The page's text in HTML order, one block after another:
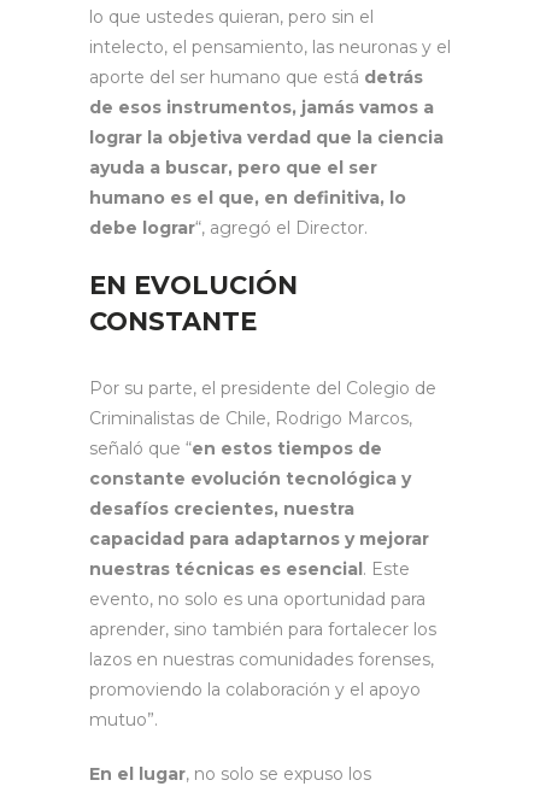
lo que ustedes quieran, pero sin el
intelecto, el pensamiento, las neuronas y el
aporte del ser humano que está detrás
de esos instrumentos, jamás vamos a
lograr la objetiva verdad que la ciencia
ayuda a buscar, pero que el ser
humano es el que, en definitiva, lo
debe lograr“, agregó el Director.
EN EVOLUCIÓN
CONSTANTE
Por su parte, el presidente del Colegio de
Criminalistas de Chile, Rodrigo Marcos,
señaló que “en estos tiempos de
constante evolución tecnológica y
desafíos crecientes, nuestra
capacidad para adaptarnos y mejorar
nuestras técnicas es esencial. Este
evento, no solo es una oportunidad para
aprender, sino también para fortalecer los
lazos en nuestras comunidades forenses,
promoviendo la colaboración y el apoyo
mutuo”.
En el lugar, no solo se expuso los